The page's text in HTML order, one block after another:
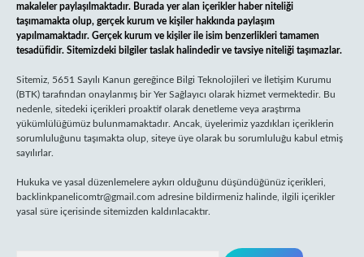
makaleler paylaşılmaktadır. Burada yer alan içerikler haber niteliği
taşımamakta olup, gerçek kurum ve kişiler hakkında paylaşım
yapılmamaktadır. Gerçek kurum ve kişiler ile isim benzerlikleri tamamen
tesadüfidir. Sitemizdeki bilgiler taslak halindedir ve tavsiye niteliği taşımazlar.
Sitemiz, 5651 Sayılı Kanun gereğince Bilgi Teknolojileri ve İletişim Kurumu
(BTK) tarafından onaylanmış bir Yer Sağlayıcı olarak hizmet vermektedir. Bu
nedenle, sitedeki içerikleri proaktif olarak denetleme veya araştırma
yükümlülüğümüz bulunmamaktadır. Ancak, üyelerimiz yazdıkları içeriklerin
sorumluluğunu taşımakta olup, siteye üye olarak bu sorumluluğu kabul etmiş
sayılırlar.
Hukuka ve yasal düzenlemelere aykırı olduğunu düşündüğünüz içerikleri,
backlinkpanelicomtr@gmail.com adresine bildirmeniz halinde, ilgili içerikler
yasal süre içerisinde sitemizden kaldırılacaktır.